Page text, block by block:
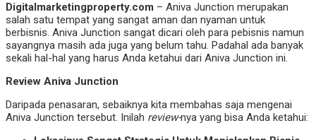
Digitalmarketingproperty.com – Aniva Junction merupakan
salah satu tempat yang sangat aman dan nyaman untuk
berbisnis. Aniva Junction sangat dicari oleh para pebisnis namun
sayangnya masih ada juga yang belum tahu. Padahal ada banyak
sekali hal-hal yang harus Anda ketahui dari Aniva Junction ini.
Review Aniva Junction
Daripada penasaran, sebaiknya kita membahas saja mengenai
Aniva Junction tersebut. Inilah review-nya yang bisa Anda ketahui: